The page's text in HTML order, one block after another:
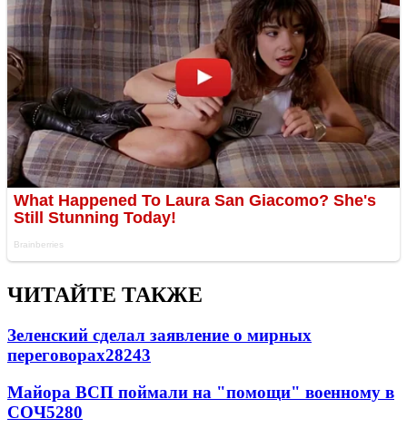
ЧИТАЙТЕ ТАКЖЕ
Зеленский сделал заявление о мирных
переговорах28243
Майора ВСП поймали на "помощи" военному в
СОЧ5280